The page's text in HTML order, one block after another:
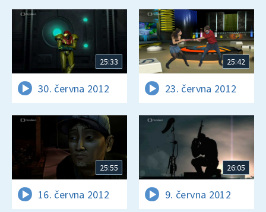
25:33
30. června 2012
25:42
23. června 2012
25:55
16. června 2012
26:05
9. června 2012